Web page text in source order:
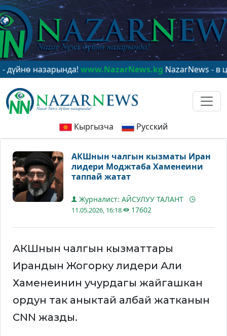
назарында!www.NazarNews.kgNazarNews - в
Кыргызча Русский
АКШнын чалгын кызматы Иран
лидери Моджтаба Хаменеини
таппай жатат
Журналист: АЙСУЛУУ ТАЛАНТ
11.05.2026, 16:18 17602
АКШнын чалгын кызматтары
Ирандын Жогорку лидери Али
Хаменеинин учурдагы жайгашкан
ордун так аныктай албай жатканын
CNN жазды.